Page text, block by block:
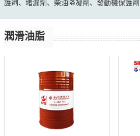
護劑、堵漏劑、柴油降凝劑、發動機保護劑
潤滑油脂